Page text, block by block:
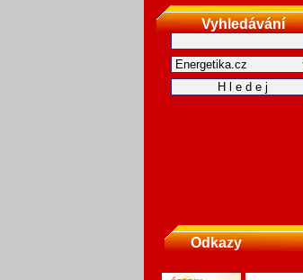
Vyhledávání
Odkazy